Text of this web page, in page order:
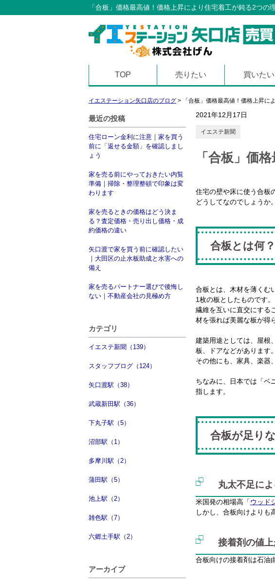
「合板」価格最高値！価格上昇により住宅着工が鈍る2つの
TOP 売りたい 買いたい
イエステーション矢口店のブログ > 「合板」価格最高値！価格上昇に
最近の投稿
住宅ローン金利に注意｜家を買う
前に「返せる金額」を確認しまし
ょう
家を売る前にやっておきたい内覧
準備｜掃除・整理整頓で印象は変
わります
家を売るときの価格はどう決ま
る？査定価格・売り出し価格・成
約価格の違い
矢口渡で家を買う前に確認したい
｜大田区の止水板助成と水害への
備え
家を売るパートナー選びで後悔し
ない｜不動産会社の見極め方
カテゴリ
イエステ新聞（139）
スタッフブログ（124）
矢口渡駅（38）
武蔵新田駅（36）
下丸子駅（5）
沼部駅（1）
多摩川駅（2）
蒲田駅（5）
池上駅（2）
雑色駅（7）
六郷土手駅（2）
アーカイブ
2021年12月17日
イエステ新聞
「合板」価
住宅の壁や床に使う合板
どうしてなのでしょうか。
合板とは何？
合板とは、木材を薄くむ
1枚の板としたものです。
繊維を互いに直交にする
材を張れば美麗な板が得
建築用途としては、屋根
板、ドアなどがあります。
その他にも、家具、楽器
ちなみに、日本では「ベ
指します。
合板が足り
丸太不足に
米国発の相場高「ウッド
しかし、合板向けよりも
接着剤の値上
合板向けの接着剤は石油